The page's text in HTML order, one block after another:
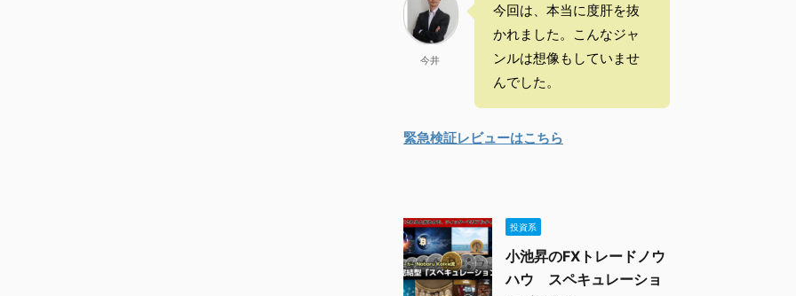
今井
今回は、本当に度肝を抜
かれました。こんなジャ
ンルは想像もしていませ
んでした。
緊急検証レビューはこちら
投資系
小池昇のFXトレードノウ
ハウ スペキュレーショ